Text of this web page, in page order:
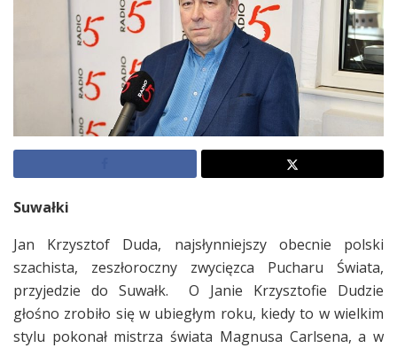
Suwałki
Jan Krzysztof Duda, najsłynniejszy obecnie polski
szachista, zeszłoroczny zwycięzca Pucharu Świata,
przyjedzie do Suwałk. O Janie Krzysztofie Dudzie
głośno zrobiło się w ubiegłym roku, kiedy to w wielkim
stylu pokonał mistrza świata Magnusa Carlsena, a w